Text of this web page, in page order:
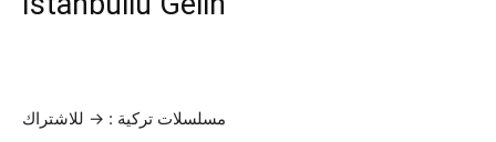
مسلسلات تركية : → للاشتراك